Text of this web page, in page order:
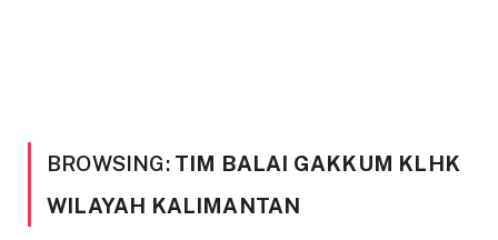
BROWSING: TIM BALAI GAKKUM KLHK
WILAYAH KALIMANTAN